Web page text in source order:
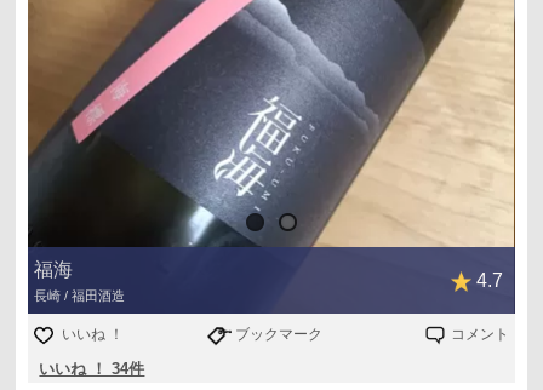
福海
長崎 / 福田酒造
4.7
いいね ！ ブックマーク コメント
いいね ！ 34件